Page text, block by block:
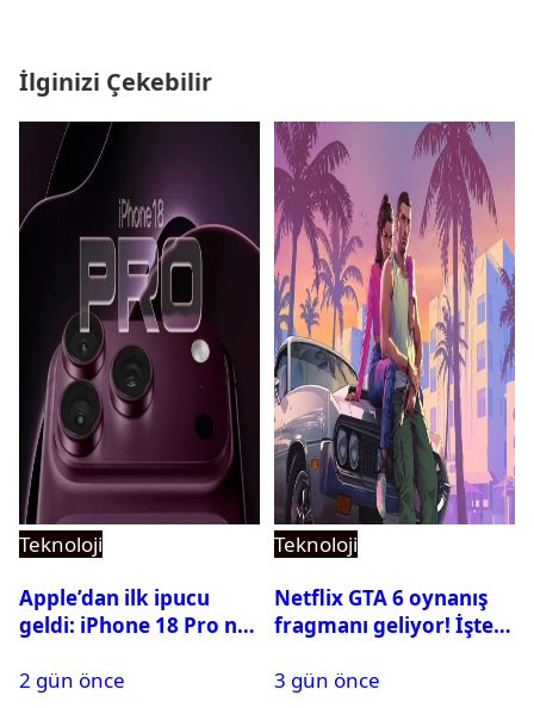
İlginizi Çekebilir
Teknoloji
Apple’dan ilk ipucu
geldi: iPhone 18 Pro ne
2 gün önce
Teknoloji
Netflix GTA 6 oynanış
fragmanı geliyor! İşte
3 gün önce